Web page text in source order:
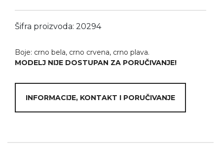
Šifra proizvoda: 20294
Boje: crno bela, crno crvena, crno plava.
MODELJ NIJE DOSTUPAN ZA PORUČIVANJE!
INFORMACIJE, KONTAKT I PORUČIVANJE